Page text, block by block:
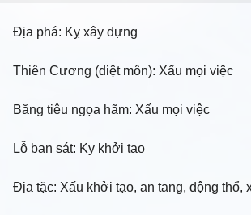
Địa phá: Kỵ xây dựng
Thiên Cương (diệt môn): Xấu mọi việc
Băng tiêu ngọa hãm: Xấu mọi việc
Lỗ ban sát: Kỵ khởi tạo
Địa tặc: Xấu khởi tạo, an tang, động thổ,